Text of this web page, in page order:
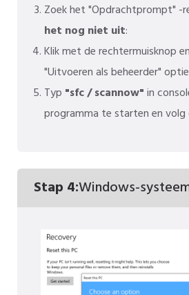
Zoek het "Opdrachtprompt" -
het nog niet uit:
Klik met de rechtermuisknop
"Uitvoeren als beheerder" optie
Typ "sfc / scannow"in
programma te starten en
Stap 4:Windows-